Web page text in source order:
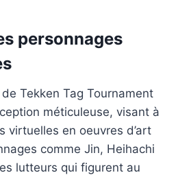
personnages
Tekken Tag Tournament
méticuleuse, visant à
virtuelles en oeuvres d’art
comme Jin, Heihachi
lutteurs qui figurent au